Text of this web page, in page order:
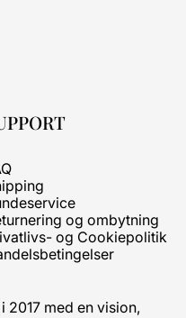
2017 med en vision,
og ombytning
og Cookiepolitik